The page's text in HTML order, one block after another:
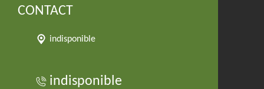
CONTACT
indisponible
indisponible